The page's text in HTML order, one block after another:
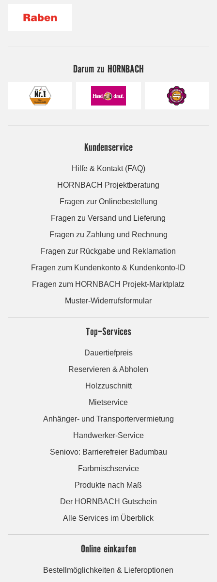
Darum zu HORNBACH
Kundenservice
Hilfe & Kontakt (FAQ)
HORNBACH Projektberatung
Fragen zur Onlinebestellung
Fragen zu Versand und Lieferung
Fragen zu Zahlung und Rechnung
Fragen zur Rückgabe und Reklamation
Fragen zum Kundenkonto & Kundenkonto-ID
Fragen zum HORNBACH Projekt-Marktplatz
Muster-Widerrufsformular
Top-Services
Dauertiefpreis
Reservieren & Abholen
Holzzuschnitt
Mietservice
Anhänger- und Transportervermietung
Handwerker-Service
Seniovo: Barrierefreier Badumbau
Farbmischservice
Produkte nach Maß
Der HORNBACH Gutschein
Alle Services im Überblick
Online einkaufen
Bestellmöglichkeiten & Lieferoptionen